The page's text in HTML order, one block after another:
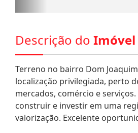
Descrição do Imóvel
Terreno no bairro Dom
localização privilegiada, perto
mercados, comércio e
construir e investir em uma
valorização. Excelente